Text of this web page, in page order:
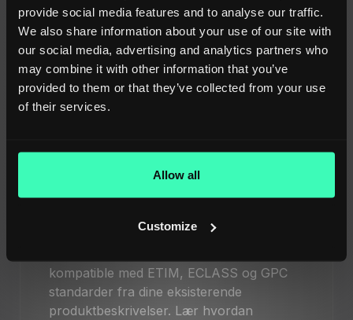
provide social media features and to analyse our traffic.
We also share information about your use of our site with
our social media, advertising and analytics partners who
may combine it with other information that you’ve
provided to them or that they’ve collected from your use
of their services.
Allow all
Customize
automatisering for ETIM,
ECLASS og GPC
standarder
proces, der traditionelt kræver betydelig
ekspertise og ressourcer. Opdag hvordan
udfordring ved direkte at generere
kompatible med ETIM, ECLASS og GPC
standarder fra dine eksisterende
produktbeskrivelser. Lær hvordan